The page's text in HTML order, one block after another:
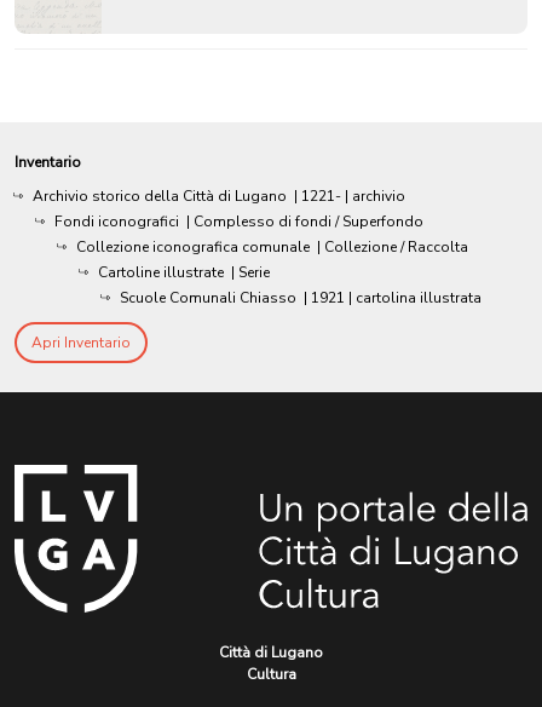
Inventario
Archivio storico della Città di Lugano | 1221- | archivio
Fondi iconografici | Complesso di fondi / Superfondo
Collezione iconografica comunale | Collezione / Raccolta
Cartoline illustrate | Serie
Scuole Comunali Chiasso | 1921 | cartolina illustrata
Apri Inventario
Città di Lugano
Cultura